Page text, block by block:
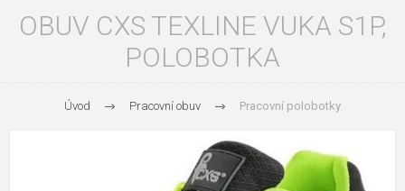
OBUV CXS TEXLINE VUKA S1P,
POLOBOTKA
Úvod Pracovní obuv Pracovní polobotky